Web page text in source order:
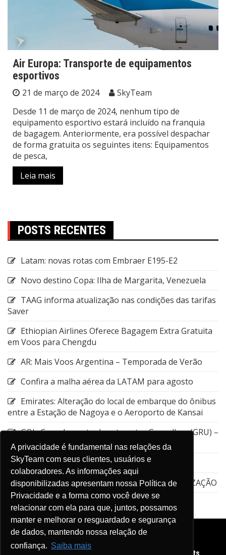
A privacidade é fundamental nas relações da
SkyTeam com seus clientes, usuários e
colaboradores. As informações aqui
disponibilizadas apresentam nossa Política de
Privacidade e a forma como você deve se
relacionar com ela para que, juntos, possamos
manter e melhorar o resguardado e segurança
de dados, mantendo nossa relação de
confiança. Saiba mais
Air Europa: Transporte de equipamentos
esportivos
21 de março de 2024
SkyTeam
Desde 11 de março de 2024, nenhum tipo de
equipamento esportivo estará incluído na franquia
de bagagem. Anteriormente, era possível despachar
de forma gratuita os seguintes itens: Equipamentos
de pesca,
Leia mais
POSTS RECENTES
Latam: novas rotas com Embraer E195-E2
Novo destino Copa: Ilha de Margarita, Venezuela
TAAG informa atualização nas condições das tarifas
Saver
Ethiopian Airlines Oferece Bagagem Extra Gratuita
em Voos para Chengdu
AR: Mais Voos Argentina – Temporada de Verão
Confira a malha aérea da LATAM para agosto
Emirates: Alteração do local de embarque do ônibus
entre a Estação de Nagoya e o Aeroporto de Kansai
GOL: Cancelamento da rota entre Guarulhos (GRU) –
Aruba (AUA)
Emirates: Viagens flexíveis
EMIRATES – Dubai Connect – STPC – ATUALIZAÇÃO